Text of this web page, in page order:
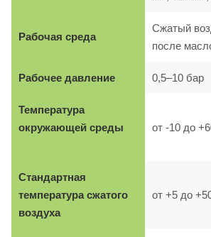
Рабочая среда
Сжатый
после
Рабочее давление 0,5–10 бар
Температура
окружающей среды
от -10 до
Стандартная
температура сжатого
воздуха
от +5 до